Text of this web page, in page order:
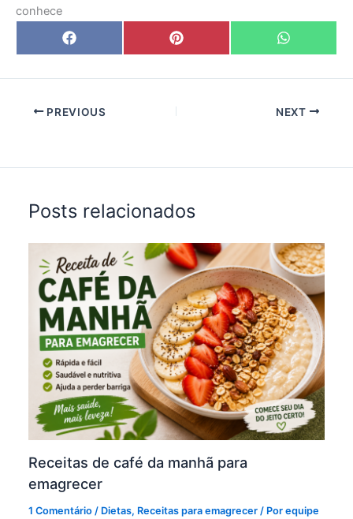
conhece
Share
on
F
a
e
o
k
Share
on
P
i
t
Share
on
W
h
t
p
p
PREVIOUS NEXT
Posts relacionados
Receitas de café da manhã para
emagrecer
1 Comentário / Dietas, Receitas para emagrecer / Porequipe